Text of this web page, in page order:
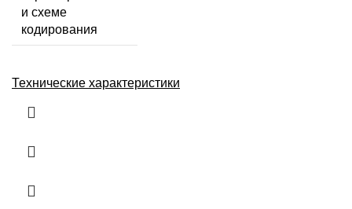
и схеме
кодирования
Технические характеристики